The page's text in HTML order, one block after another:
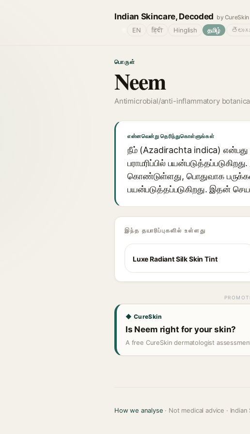
Indian Skincare, Decoded by CureSkin
EN हिंदी Hinglish தமிழ் తెలుగు
பொருள்
Neem
Antimicrobial/anti-inflammatory
என்னவென்று தெரிந்துகொள்ளுங்கள்
நீம் (Azadirachta indica)
பராமரிப்பில்
கொண்டுள்ளது, பொதுவாக பருக்கள்
பயன்படுத்தப்படுகிறது. இதன்
இந்த தயாரிப்புகளில் உள்ளது
Luxe Radiant Silk Skin Tint
◆ CureSkin
Is Neem right for your skin?
A free CureSkin dermatologist
How we analyse · Not medical advice ·